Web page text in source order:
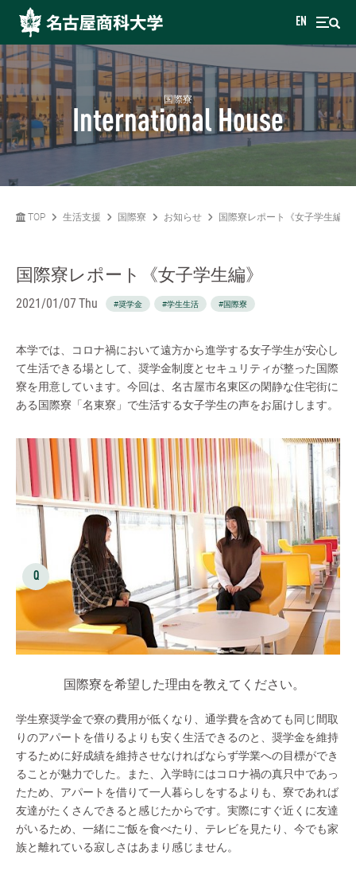
EN
国際寮
International House
TOP 生活支援 国際寮 お知らせ 国際寮レポート《女子学生編》
国際寮レポート《女子学生編》
2021/01/07 Thu #奨学金 #学生生活 #国際寮
本学では、コロナ禍において遠方から進学する女子学生が安心し
て生活できる場として、奨学金制度とセキュリティが整った国際
寮を用意しています。今回は、名古屋市名東区の閑静な住宅街に
ある国際寮「名東寮」で生活する女子学生の声をお届けします。
国際寮を希望した理由を教えてください。
学生寮奨学金で寮の費用が低くなり、通学費を含めても同じ間取
りのアパートを借りるよりも安く生活できるのと、奨学金を維持
するために好成績を維持させなければならず学業への目標ができ
ることが魅力でした。また、入学時にはコロナ禍の真只中であっ
たため、アパートを借りて一人暮らしをするよりも、寮であれば
友達がたくさんできると感じたからです。実際にすぐ近くに友達
がいるため、一緒にご飯を食べたり、テレビを見たり、今でも家
族と離れている寂しさはあまり感じません。